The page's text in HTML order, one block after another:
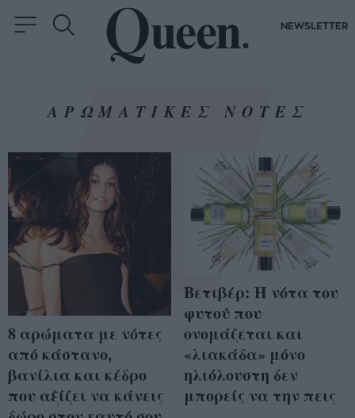
NEWSLETTER
ΑΡΩΜΑΤΙΚΕΣ ΝΟΤΕΣ
8 αρώματα με νότες
από κάστανο,
βανίλια και κέδρο
που αξίζει να κάνεις
Βετιβέρ: Η νότα του
φυτού που
ονομάζεται και
«λιακάδα» μόνο
ηλιόλουστη δεν
μπορείς να την πεις